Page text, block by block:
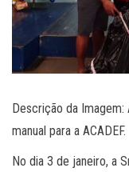
Descrição da Imagem:
manual para a ACADEF.
No dia 3 de janeiro, a